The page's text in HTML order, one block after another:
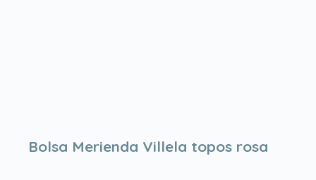
Bolsa Merienda Villela topos rosa